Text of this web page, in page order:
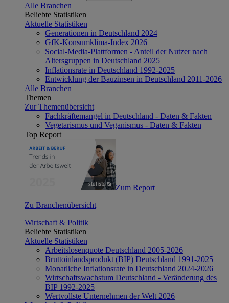
Alle Branchen
Beliebte Statistiken
Aktuelle Statistiken
Generationen in Deutschland 2024
GfK-Konsumklima-Index 2026
Social-Media-Plattformen - Anteil der Nutzer nach
Altersgruppen in Deutschland 2025
Inflationsrate in Deutschland 1992-2025
Entwicklung der Bauzinsen in Deutschland 2011-2026
Alle Branchen
Themen
Zur Themenübersicht
Fachkräftemangel in Deutschland - Daten & Fakten
Vegetarismus und Veganismus - Daten & Fakten
Top Report
Zum Report
Zu Branchenübersicht
Wirtschaft & Politik
Beliebte Statistiken
Aktuelle Statistiken
Arbeitslosenquote Deutschland 2005-2026
Bruttoinlandsprodukt (BIP) Deutschland 1991-2025
Monatliche Inflationsrate in Deutschland 2024-2026
Wirtschaftswachstum Deutschland - Veränderung des
BIP 1992-2025
Wertvollste Unternehmen der Welt 2026